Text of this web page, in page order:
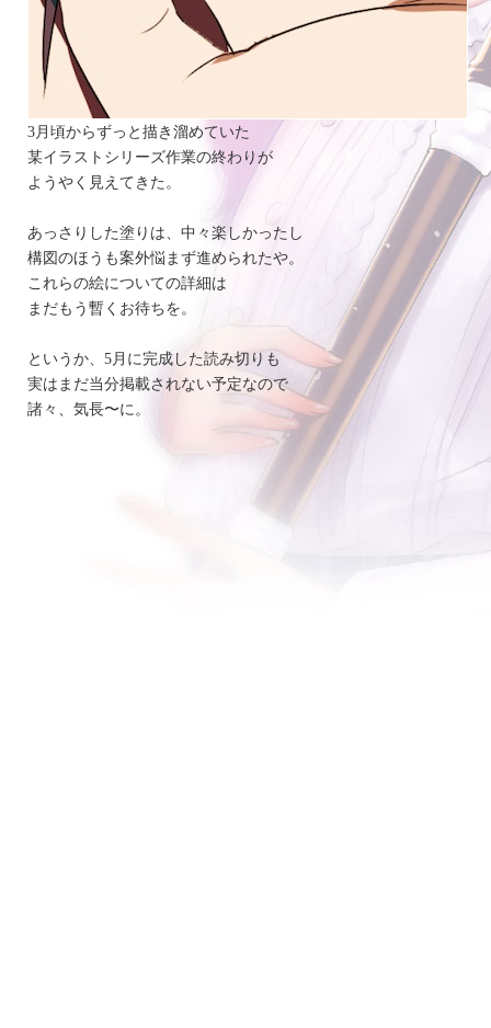
3月頃からずっと描き溜めていた
某イラストシリーズ作業の終わりが
ようやく見えてきた。
あっさりした塗りは、中々楽しかったし
構図のほうも案外悩まず進められたや。
これらの絵についての詳細は
まだもう暫くお待ちを。
というか、5月に完成した読み切りも
実はまだ当分掲載されない予定なので
諸々、気長〜に。